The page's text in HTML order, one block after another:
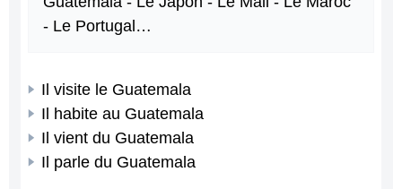
- Le Portugal…
Il visite le Guatemala
Il habite au Guatemala
Il vient du Guatemala
Il parle du Guatemala